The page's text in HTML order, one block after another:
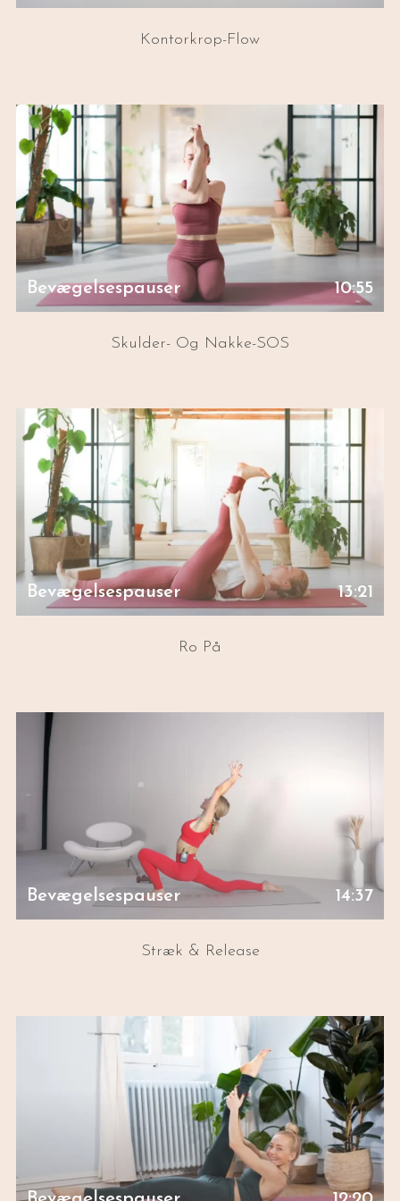
Kontorkrop-Flow
Bevægelsespauser 10:55
Skulder- Og Nakke-SOS
Bevægelsespauser 13:21
Ro På
Bevægelsespauser 14:37
Stræk & Release